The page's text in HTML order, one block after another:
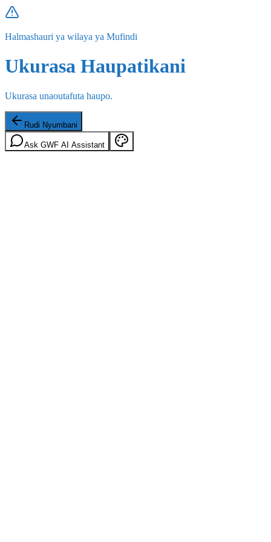
Halmashauri ya wilaya ya Mufindi
Ukurasa Haupatikani
Ukurasa unaoutafuta haupo.
Rudi Nyumbani
Ask GWF AI Assistant